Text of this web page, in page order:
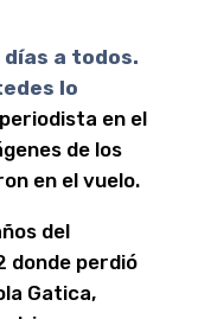
días a todos.
lo
en el
de los
en el vuelo.
del
donde perdió
Gatica,